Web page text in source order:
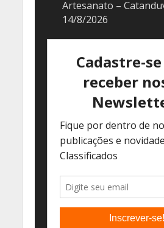
Artesanato –
14/8/2026